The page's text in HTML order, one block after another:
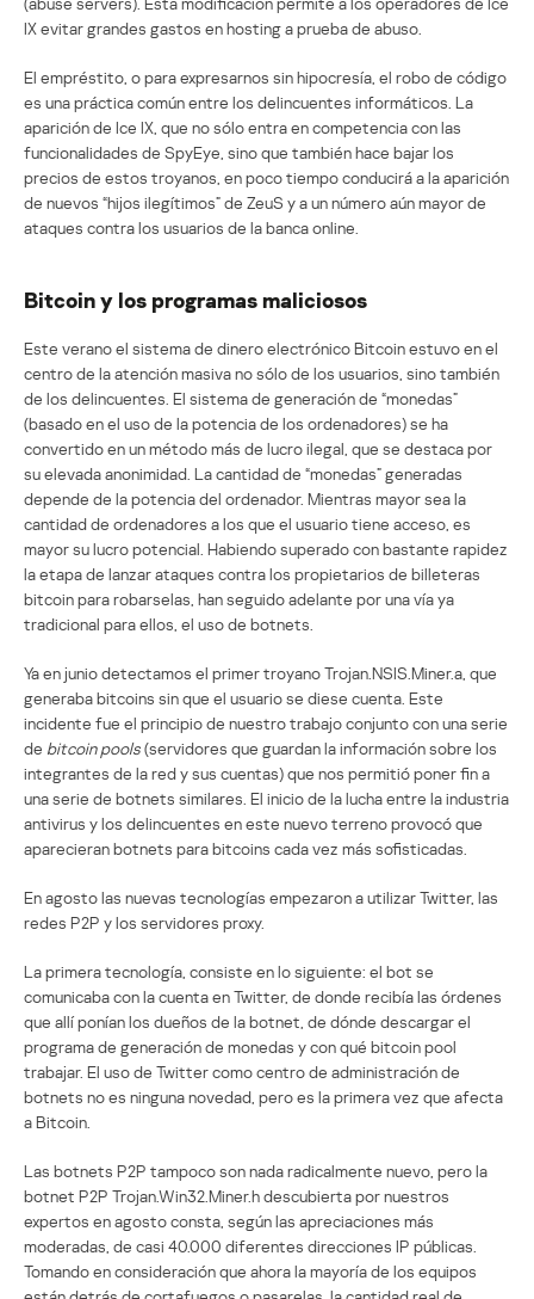
IX evitar grandes gastos en hosting a prueba de abuso.
El empréstito, o para expresarnos sin hipocresía, el robo de código
es una práctica común entre los delincuentes informáticos. La
aparición de Ice IX, que no sólo entra en competencia con las
funcionalidades de SpyEye, sino que también hace bajar los
precios de estos troyanos, en poco tiempo conducirá a la aparición
de nuevos “hijos ilegítimos” de ZeuS y a un número aún mayor de
ataques contra los usuarios de la banca online.
Bitcoin y los programas maliciosos
Este verano el sistema de dinero electrónico Bitcoin estuvo en el
centro de la atención masiva no sólo de los usuarios, sino también
de los delincuentes. El sistema de generación de “monedas”
(basado en el uso de la potencia de los ordenadores) se ha
convertido en un método más de lucro ilegal, que se destaca por
su elevada anonimidad. La cantidad de “monedas” generadas
depende de la potencia del ordenador. Mientras mayor sea la
cantidad de ordenadores a los que el usuario tiene acceso, es
mayor su lucro potencial. Habiendo superado con bastante rapidez
la etapa de lanzar ataques contra los propietarios de billeteras
bitcoin para robarselas, han seguido adelante por una vía ya
tradicional para ellos, el uso de botnets.
Ya en junio detectamos el primer troyano Trojan.NSIS.Miner.a, que
generaba bitcoins sin que el usuario se diese cuenta. Este
incidente fue el principio de nuestro trabajo conjunto con una serie
de bitcoin pools(servidores que guardan la información sobre los
integrantes de la red y sus cuentas) que nos permitió poner fin a
una serie de botnets similares. El inicio de la lucha entre la industria
antivirus y los delincuentes en este nuevo terreno provocó que
aparecieran botnets para bitcoins cada vez más sofisticadas.
En agosto las nuevas tecnologías empezaron a utilizar Twitter, las
redes P2P y los servidores proxy.
La primera tecnología, consiste en lo siguiente: el bot se
comunicaba con la cuenta en Twitter, de donde recibía las órdenes
que allí ponían los dueños de la botnet, de dónde descargar el
programa de generación de monedas y con qué bitcoin pool
trabajar. El uso de Twitter como centro de administración de
botnets no es ninguna novedad, pero es la primera vez que afecta
a Bitcoin.
Las botnets P2P tampoco son nada radicalmente nuevo, pero la
botnet P2P Trojan.Win32.Miner.h descubierta por nuestros
expertos en agosto consta, según las apreciaciones más
moderadas, de casi 40.000 diferentes direcciones IP públicas.
Tomando en consideración que ahora la mayoría de los equipos